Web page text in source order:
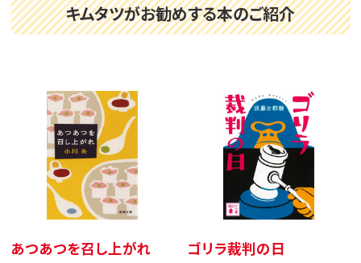
キムタツがお勧めする本のご紹介
あつあつを召し上がれ ゴリラ裁判の日